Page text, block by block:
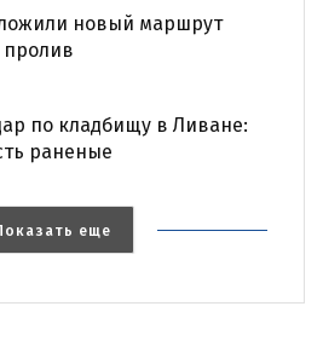
новый маршрут
пролив
по кладбищу в Ливане:
раненые
еще